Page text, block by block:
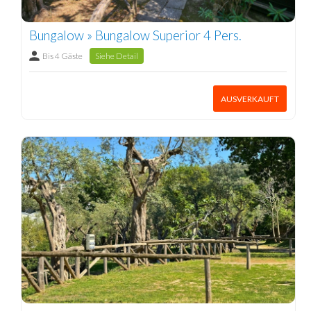
Bungalow » Bungalow Superior 4 Pers.
Bis 4 Gäste Siehe Detail
AUSVERKAUFT